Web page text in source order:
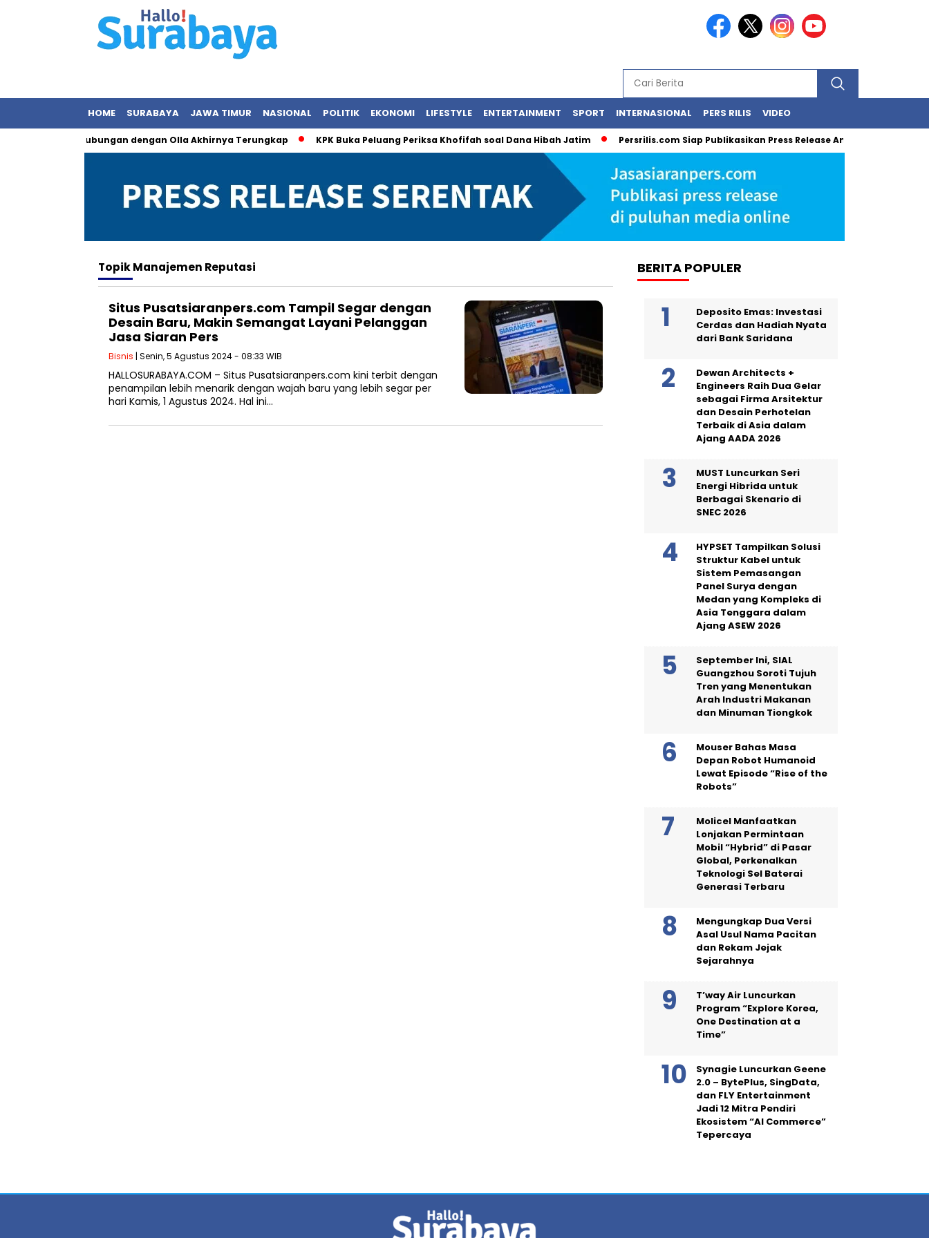
HOME SURABAYA JAWA TIMUR NASIONAL POLITIK EKONOMI LIFESTYLE ENTERTAINMENT SPORT INTERNASIONAL PERS RILIS VIDEO
Status Hubungan dengan Olla Akhirnya Terungkap KPK Buka Peluang Periksa Khofifah soal Dana Hibah Jatim Persrilis.com Siap Publikasikan Press Release Anda, Jika Ingin
TopikManajemen Reputasi
Situs Pusatsiaranpers.com Tampil Segar dengan
Desain Baru, Makin Semangat Layani Pelanggan
Jasa Siaran Pers
Bisnis | Senin, 5 Agustus 2024 - 08:33 WIB
HALLOSURABAYA.COM – Situs Pusatsiaranpers.com kini terbit dengan
penampilan lebih menarik dengan wajah baru yang lebih segar per
hari Kamis, 1 Agustus 2024. Hal ini…
BERITA POPULER
Deposito Emas: Investasi
Cerdas dan Hadiah Nyata
dari Bank Saridana
Dewan Architects +
Engineers Raih Dua Gelar
sebagai Firma Arsitektur
dan Desain Perhotelan
Terbaik di Asia dalam
Ajang AADA 2026
MUST Luncurkan Seri
Energi Hibrida untuk
Berbagai Skenario di
SNEC 2026
HYPSET Tampilkan Solusi
Struktur Kabel untuk
Sistem Pemasangan
Panel Surya dengan
Medan yang Kompleks di
Asia Tenggara dalam
Ajang ASEW 2026
September Ini, SIAL
Guangzhou Soroti Tujuh
Tren yang Menentukan
Arah Industri Makanan
dan Minuman Tiongkok
Mouser Bahas Masa
Depan Robot Humanoid
Lewat Episode “Rise of the
Robots”
Molicel Manfaatkan
Lonjakan Permintaan
Mobil “Hybrid” di Pasar
Global, Perkenalkan
Teknologi Sel Baterai
Generasi Terbaru
Mengungkap Dua Versi
Asal Usul Nama Pacitan
dan Rekam Jejak
Sejarahnya
T’way Air Luncurkan
Program “Explore Korea,
One Destination at a
Time”
Synagie Luncurkan Geene
2.0 – BytePlus, SingData,
dan FLY Entertainment
Jadi 12 Mitra Pendiri
Ekosistem “AI Commerce”
Tepercaya